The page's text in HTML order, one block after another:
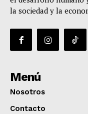
la sociedad y la
Menú
Nosotros
Contacto